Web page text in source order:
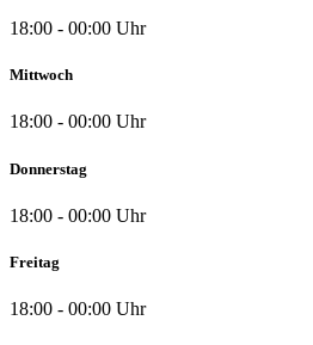
18:00 - 00:00 Uhr
Mittwoch
18:00 - 00:00 Uhr
Donnerstag
18:00 - 00:00 Uhr
Freitag
18:00 - 00:00 Uhr